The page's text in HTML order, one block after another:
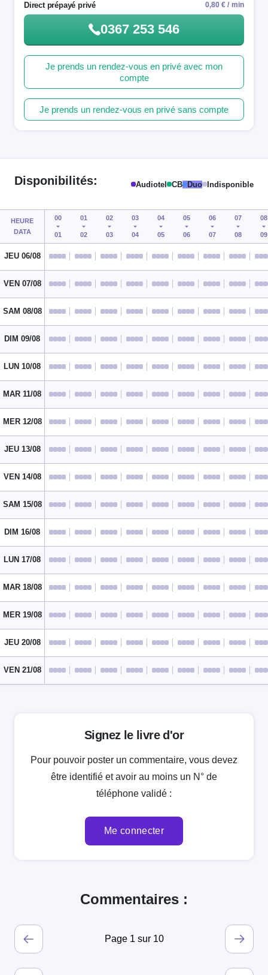
Direct prépayé privé 0,80 € / min
0367 253 546
Je prends un rendez-vous en privé avec mon
compte
Je prends un rendez-vous en privé sans compte
Disponibilités: Audiotel CB Duo Indisponible
HEURE
DATA
00
01
01
02
02
03
03
04
04
05
05
06
06
07
07
08
08
09
JEU 06/08
VEN 07/08
SAM 08/08
DIM 09/08
LUN 10/08
MAR 11/08
MER 12/08
JEU 13/08
VEN 14/08
SAM 15/08
DIM 16/08
LUN 17/08
MAR 18/08
MER 19/08
JEU 20/08
VEN 21/08
Signez le livre d'or
Pour pouvoir poster un commentaire, vous devez
être identifié et avoir au moins un N° de
téléphone validé :
Me connecter
Commentaires :
Page 1 sur 10